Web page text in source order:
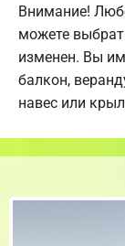
Внимание!
можете
изменен. Вы
балкон,
навес или